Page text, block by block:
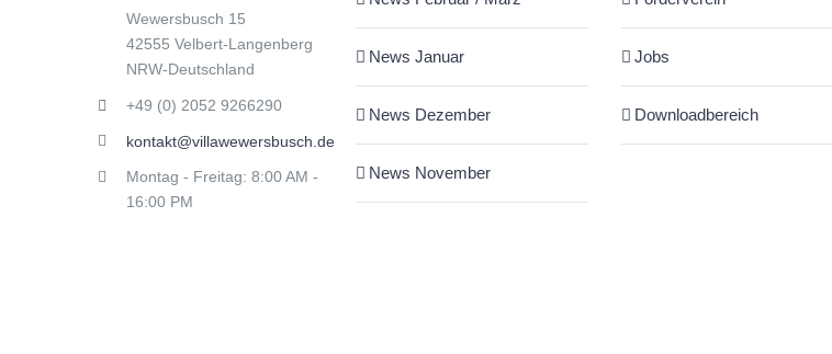
Wewersbusch 15
42555 Velbert-Langenberg
NRW-Deutschland
+49 (0) 2052 9266290
kontakt@villawewersbusch.de
Montag - Freitag: 8:00 AM -
16:00 PM
News Januar
News Dezember
News November
Jobs
Downloadbereich